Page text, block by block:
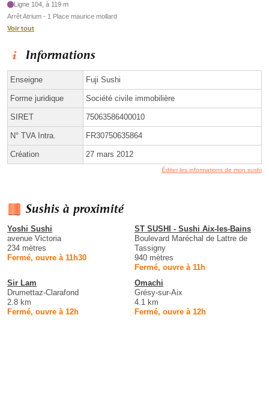
Ligne 104, à 119 m
Arrêt Atrium - 1 Place maurice mollard
Voir tout
Informations
Enseigne Fuji Sushi
Forme juridique Société civile immobilière
SIRET 75063586400010
N° TVA Intra. FR30750635864
Création 27 mars 2012
Éditer les informations de mon sushi
Sushis à proximité
Yoshi Sushi
avenue Victoria
234 mètres
Fermé, ouvre à 11h30
ST SUSHI - Sushi Aix-les-Bains
Boulevard Maréchal de Lattre de
Tassigny
940 mètres
Fermé, ouvre à 11h
Sir Lam
Drumettaz-Clarafond
2.8 km
Fermé, ouvre à 12h
Omachi
Grésy-sur-Aix
4.1 km
Fermé, ouvre à 12h